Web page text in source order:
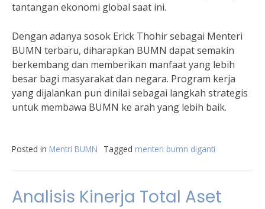
tantangan ekonomi global saat ini.
Dengan adanya sosok Erick Thohir sebagai Menteri
BUMN terbaru, diharapkan BUMN dapat semakin
berkembang dan memberikan manfaat yang lebih
besar bagi masyarakat dan negara. Program kerja
yang dijalankan pun dinilai sebagai langkah strategis
untuk membawa BUMN ke arah yang lebih baik.
Posted in Mentri BUMN Tagged menteri bumn diganti
Analisis Kinerja Total Aset